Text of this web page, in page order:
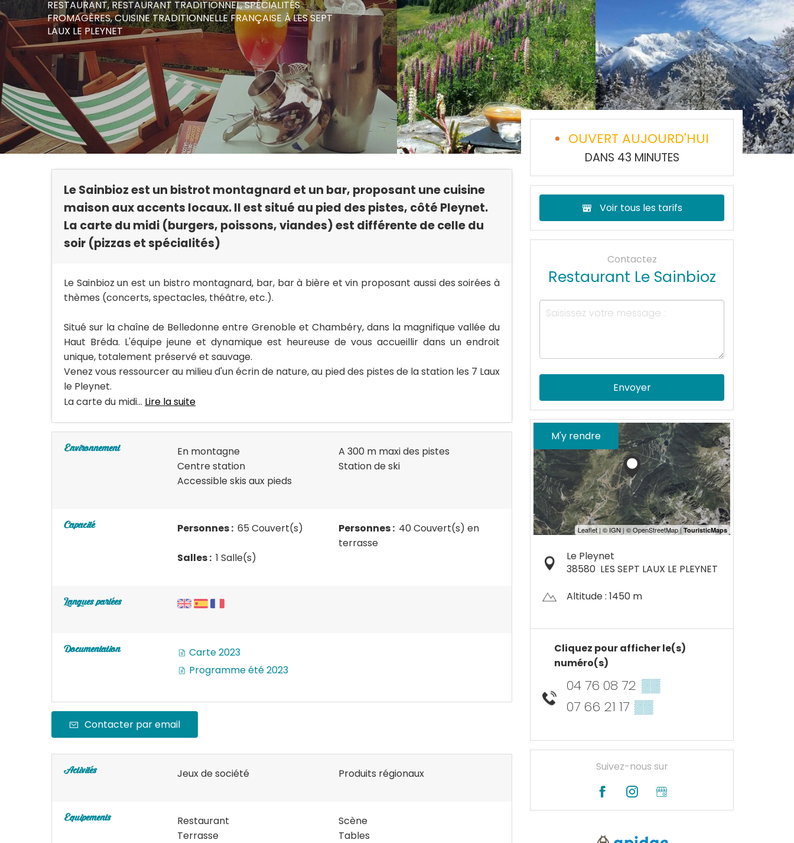
RESTAURANT,RESTAURANT TRADITIONNEL,SPÉCIALITÉS
FROMAGÈRES,CUISINE TRADITIONNELLE FRANÇAISE À LES SEPT
LAUX LE PLEYNET
Le Sainbioz est un bistrot montagnard et un bar, proposant une cuisine
maison aux accents locaux. Il est situé au pied des pistes, côté Pleynet.
La carte du midi (burgers, poissons, viandes) est différente de celle du
soir (pizzas et spécialités)
Le Sainbioz un est un bistro montagnard, bar, bar à bière et vin proposant aussi des soirées à
thèmes (concerts, spectacles, théâtre, etc.).
Situé sur la chaîne de Belledonne entre Grenoble et Chambéry, dans la magnifique vallée du
Haut Bréda. L'équipe jeune et dynamique est heureuse de vous accueillir dans un endroit
unique, totalement préservé et sauvage.
Venez vous ressourcer au milieu d'un écrin de nature, au pied des pistes de la station les 7 Laux
le Pleynet.
La carte du midi... Lire la suite
Environnement En montagne
A 300 m maxi des pistes
Centre station
Station de ski
Accessible skis aux pieds
Capacité Personnes : 65 Couvert(s) Personnes : 40 Couvert(s) en
terrasse
Salles : 1 Salle(s)
Langues parlées
Documentation
Carte 2023
Programme été 2023
Contacter par email
Activités Jeux de société Produits régionaux
Equipements
Restaurant
Terrasse
Scène
Tables
OUVERT AUJOURD'HUI
DANS 43 MINUTES
Voir tous les tarifs
Contactez
Restaurant Le Sainbioz
Envoyer
M'y rendre
Le Pleynet
38580 LES SEPT LAUX LE PLEYNET
Altitude : 1450 m
Cliquez pour afficher le(s)
numéro(s)
04 76 08 72 ▒▒
07 66 21 17 ▒▒
Suivez-nous sur